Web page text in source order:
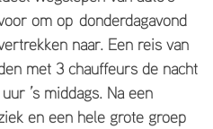
om op donderdagavond
naar. Een reis van
met 3 chauffeurs de nacht
’s middags. Na een
en een hele grote groep